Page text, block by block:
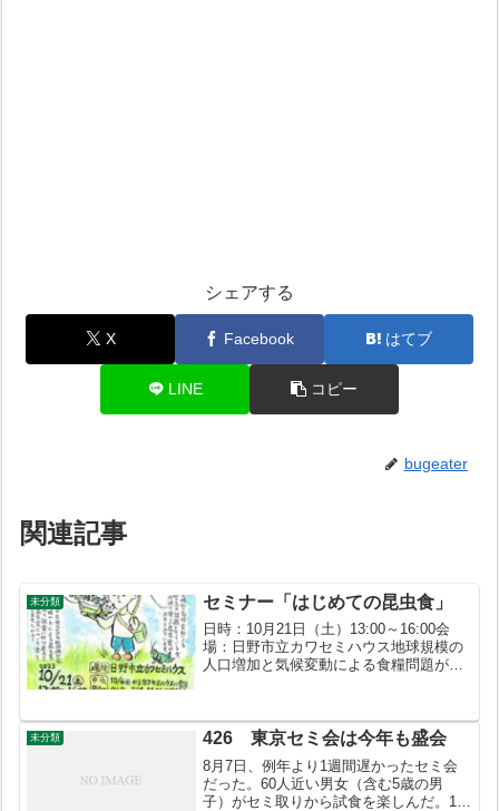
シェアする
X Facebook はてブ
LINE コピー
bugeater
関連記事
未分類 セミナー「はじめての昆虫食」
日時：10月21日（土）13:00～16:00会
場：日野市立カワセミハウス地球規模の
人口増加と気候変動による食糧問題が緊
目されている昆虫食について学びます
未分類 426 東京セミ会は今年も盛会
8月7日、例年より1週間遅かったセミ会
だった。60人近い男女（含む5歳の男
子）がセミ取りから試食を楽しんだ。1週